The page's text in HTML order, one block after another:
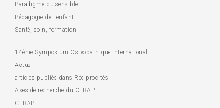
Paradigme du sensible
Pédagogie de l'enfant
Santé, soin, formation
14ème Symposium Ostéopathique International
Actus
articles publiés dans Réciprocités
Axes de recherche du CERAP
CERAP